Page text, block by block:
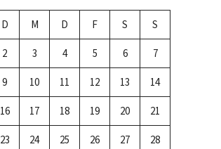
D M D F S S
2 3 4 5 6 7
9 10 11 12 13 14
16 17 18 19 20 21
23 24 25 26 27 28